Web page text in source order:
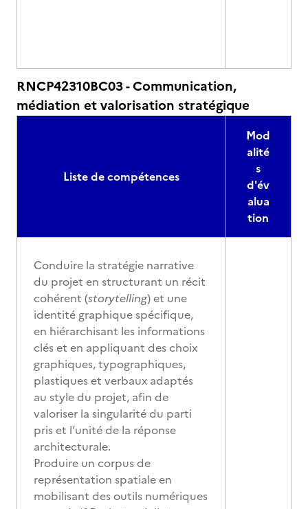
RNCP42310BC03 - Communication,
médiation et valorisation stratégique
Liste de compétences
Mod
alité
s
d'év
alua
tion
Conduire la stratégie narrative
du projet en structurant un récit
cohérent (storytelling) et une
identité graphique spécifique,
en hiérarchisant les informations
clés et en appliquant des choix
graphiques, typographiques,
plastiques et verbaux adaptés
au style du projet, afin de
valoriser la singularité du parti
pris et l’unité de la réponse
architecturale.
Produire un corpus de
représentation spatiale en
mobilisant des outils numériques